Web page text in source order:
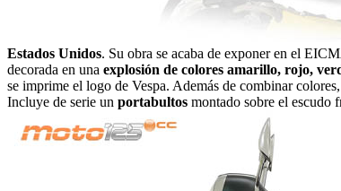
Estados Unidos. Su obra se acaba de exponer en el
decorada en una explosión de colores amarillo, rojo,
se imprime el logo de Vespa. Además de combinar
Incluye de serie un portabultos montado sobre el escudo